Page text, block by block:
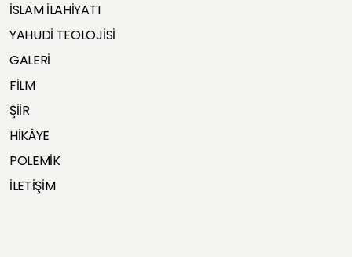
İSLAM İLAHİYATI
YAHUDİ TEOLOJİSİ
GALERİ
FİLM
ŞİİR
HİKÂYE
POLEMİK
İLETİŞİM